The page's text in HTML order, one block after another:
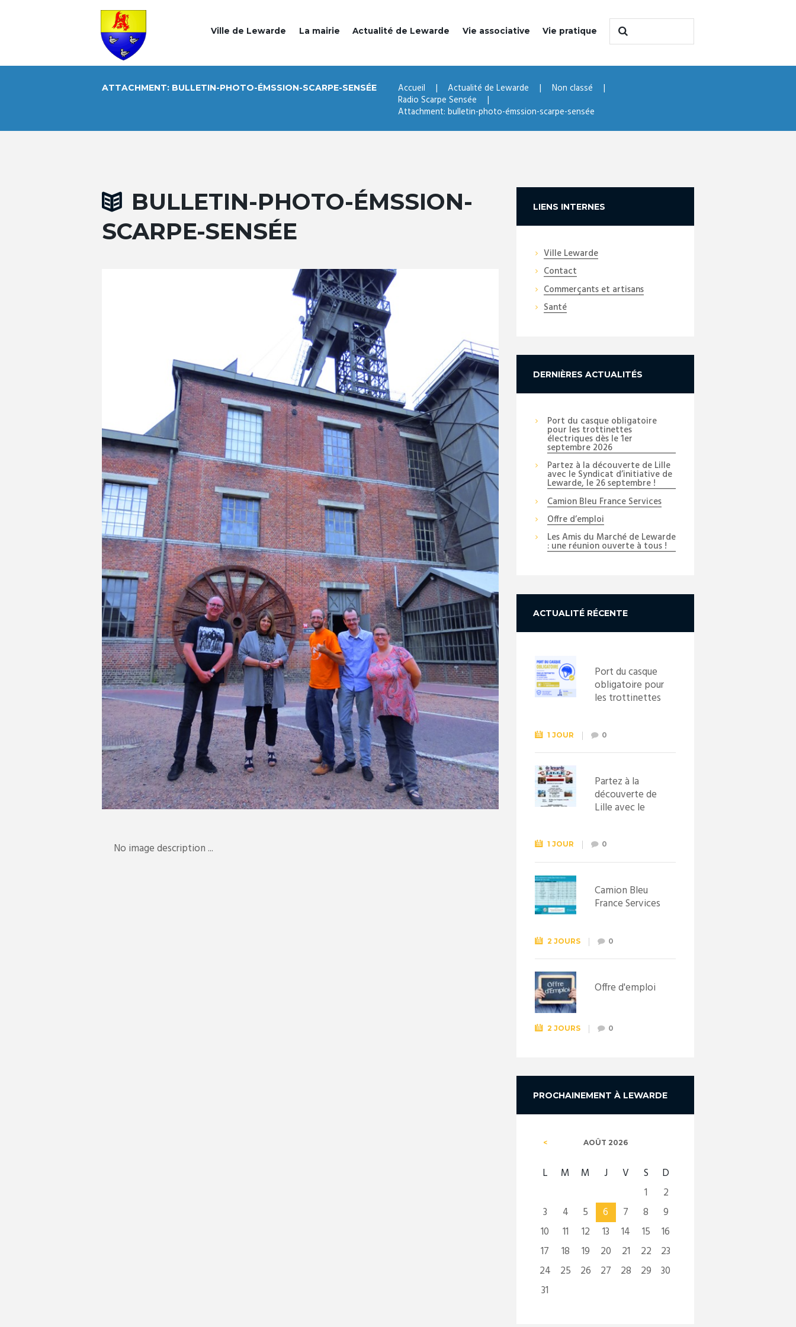
Ville de Lewarde La mairie Actualité de Lewarde Vie associative Vie pratique
ATTACHMENT: BULLETIN-PHOTO-ÉMSSION-SCARPE-SENSÉE Accueil Actualité de Lewarde
Non classé
Radio Scarpe Sensée
Attachment: bulletin-photo-émssion-scarpe-sensée
BULLETIN-PHOTO-ÉMSSION-
SCARPE-SENSÉE
No image description ...
LIENS INTERNES
Ville Lewarde
Contact
Commerçants et artisans
Santé
DERNIÈRES ACTUALITÉS
Port du casque obligatoire
pour les trottinettes
électriques dès le 1er
septembre 2026
Partez à la découverte de Lille
avec le Syndicat d’initiative de
Lewarde, le 26 septembre !
Camion Bleu France Services
Offre d’emploi
Les Amis du Marché de Lewarde
: une réunion ouverte à tous !
ACTUALITÉ RÉCENTE
Port du casque
obligatoire pour
les trottinettes
septembre
2026
1 JOUR 0
Partez à la
découverte de
Lille avec le
Lewarde, le 26
septembre !
1 JOUR 0
Camion Bleu
France Services
2 JOURS 0
Offre d'emploi
2 JOURS 0
PROCHAINEMENT À LEWARDE
AOÛT 2026
L M M J V S
D
1
2
3
4 5 6 7 8
9
10
11 12 13 14 15
16
17
18 19 20 21 22
23
24
25 26 27 28 29
30
31